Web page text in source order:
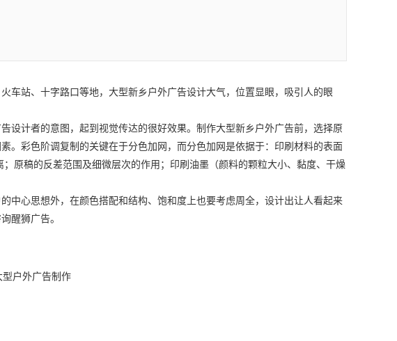
车站、十字路口等地，大型新乡户外广告设计大气，位置显眼，吸引人的眼
设计者的意图，起到视觉传达的很好效果。制作大型新乡户外广告前，选择原
。彩色阶调复制的关键在于分色加网，而分色加网是依据于：印刷材料的表面
原稿的反差范围及细微层次的作用；印刷油墨（颜料的颗粒大小、黏度、干燥
中心思想外，在颜色搭配和结构、饱和度上也要考虑周全，设计出让人看起来
醒狮广告。
户外广告制作